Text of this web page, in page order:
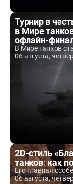
Турнир в
в Мире
офлайн-
В Мире танков
06 августа,
2D-стиль
танков: как
Его главная
06 августа,